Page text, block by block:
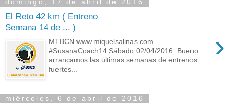
El Reto 42 km ( Entreno
Semana 14 de ... )
›
MTBCN www.miquelsalinas.com
#SusanaCoach14 Sábado 02/04/2016: Bueno
arrancamos las ultimas semanas de entrenos
fuertes...
miércoles, 6 de abril de 2016